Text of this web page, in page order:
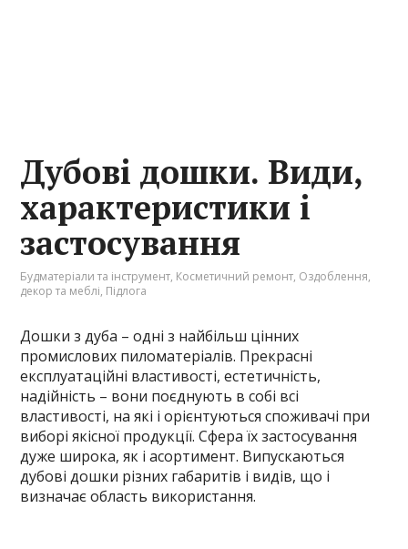
Дубові дошки. Види,
характеристики і
застосування
Будматеріали та інструмент, Косметичний ремонт, Оздоблення,
декор та меблі, Підлога
Дошки з дуба – одні з найбільш цінних
промислових пиломатеріалів. Прекрасні
експлуатаційні властивості, естетичність,
надійність – вони поєднують в собі всі
властивості, на які і орієнтуються споживачі при
виборі якісної продукції. Сфера їх застосування
дуже широка, як і асортимент. Випускаються
дубові дошки різних габаритів і видів, що і
визначає область використання.